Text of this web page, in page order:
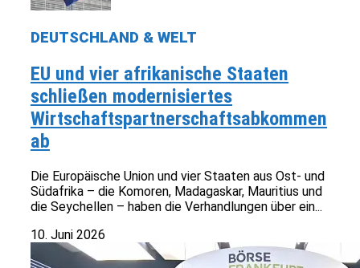
DEUTSCHLAND & WELT
EU und vier afrikanische Staaten
schließen modernisiertes
Wirtschaftspartnerschaftsabkommen
ab
Die Europäische Union und vier Staaten aus Ost- und
Südafrika – die Komoren, Madagaskar, Mauritius und
die Seychellen – haben die Verhandlungen über ein...
10. Juni 2026